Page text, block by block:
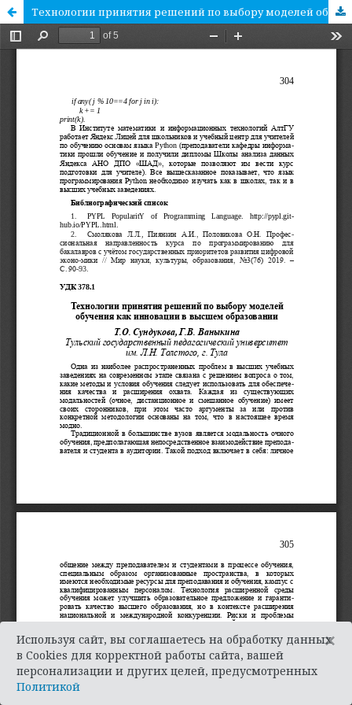
Технологии принятия решений по выбору моделей обучения как инновации в высшем образовании
Используя сайт, вы соглашаетесь на обработку данных
в Cookies для корректной работы сайта, вашей
персонализации и других целей, предусмотренных
Политикой
×